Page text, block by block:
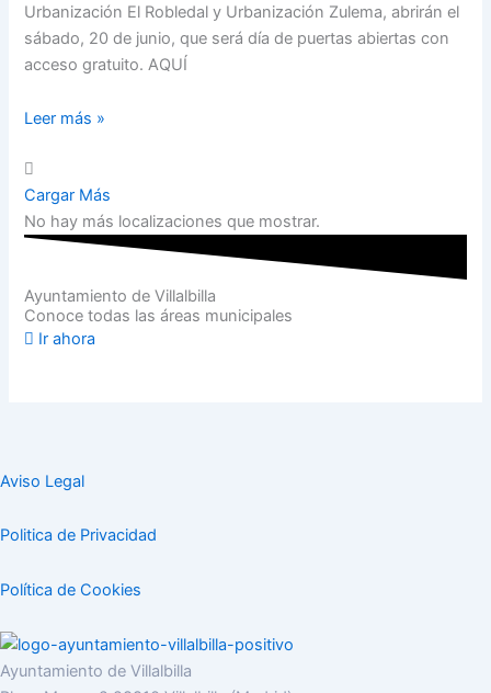
Urbanización El Robledal y Urbanización Zulema, abrirán el
sábado, 20 de junio, que será día de puertas abiertas con
acceso gratuito. AQUÍ
Leer más »
Cargar Más
No hay más localizaciones que mostrar.
Ayuntamiento de Villalbilla
Conoce todas las áreas municipales
Ir ahora
Aviso Legal
Politica de Privacidad
Política de Cookies
Ayuntamiento de Villalbilla